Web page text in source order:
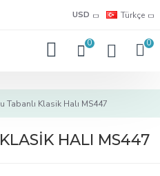
USD Türkçe
0 0
Tabanlı Klasik Halı MS447
HALI MS447